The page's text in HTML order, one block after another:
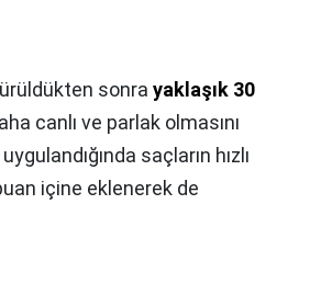
sonra yaklaşık 30
canlı ve parlak olmasını
saçların hızlı
içine eklenerek de